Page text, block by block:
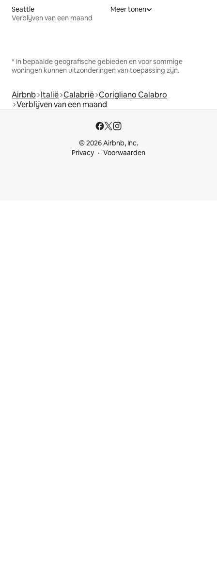
Seattle
Verblijven van een maand
Meer tonen
* In bepaalde geografische gebieden en voor sommige
woningen kunnen uitzonderingen van toepassing zijn.
Airbnb Italië Calabrië Corigliano Calabro
Verblijven van een maand
© 2026 Airbnb, Inc.
Privacy
Voorwaarden